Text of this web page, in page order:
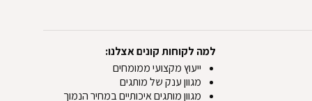
למה לקוחות קונים אצלנו:
ייעוץ מקצועי ממומחים
מגוון ענק של מותגים
מגוון מותגים איכותיים במחיר הנמוך